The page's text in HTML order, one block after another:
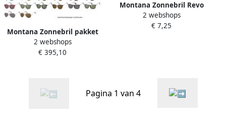
Montana Zonnebril pakket
Ã 56 assorti
2 webshops
€ 395,10
Montana Zonnebril Revo
mat zwart met zilveren
spiegel glas
2 webshops
€ 7,25
Pagina 1 van 4